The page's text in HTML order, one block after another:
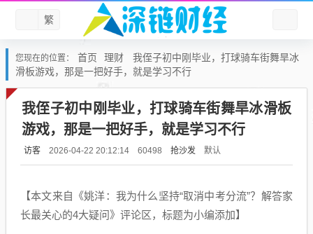
繁
您现在的位置： 首页 理财
我侄子初中刚毕业，打球骑车街舞旱冰
滑板游戏，那是一把好手，就是学习不行
我侄子初中刚毕业，打球骑车街舞旱冰滑板
游戏，那是一把好手，就是学习不行
访客 2026-04-22 20:12:14 60498 抢沙发 默认
【本文来自《姚洋：我为什么坚持“取消中考分流”？解答家
长最关心的4大疑问》评论区，标题为小编添加】